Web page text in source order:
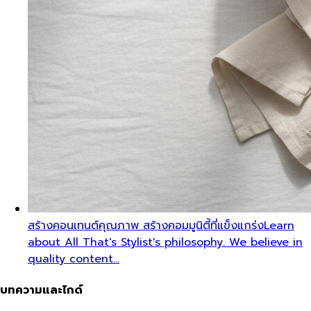
สร้างคอนเทนต์คุณภาพ สร้างคอมมูนิตี้ที่แข็งแกร่งLearn
about All That's Stylist's philosophy. We believe in
quality content…
บทความและไกด์